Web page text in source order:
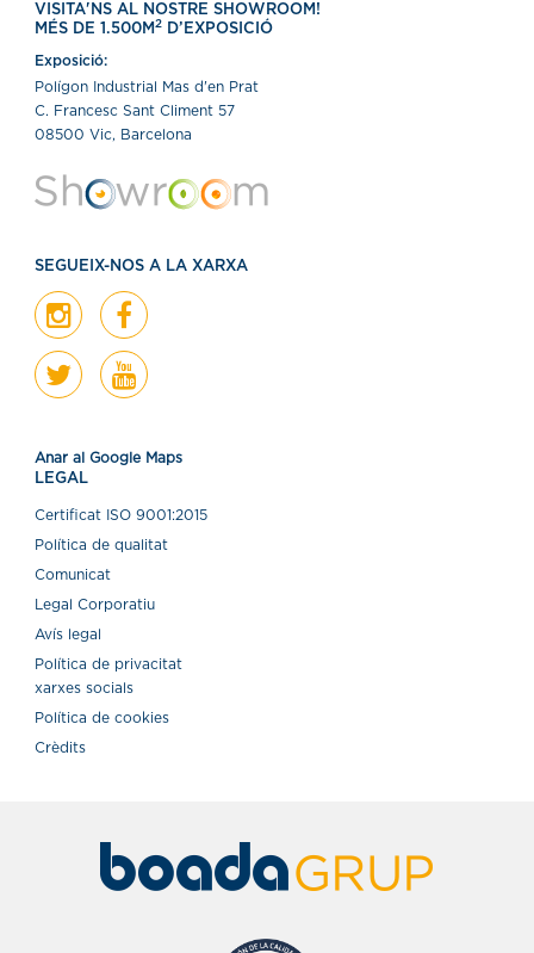
VISITA'NS AL NOSTRE SHOWROOM!
MÉS DE 1.500M 2 D’EXPOSICIÓ
Exposició:
Polígon Industrial Mas d'en Prat
C. Francesc Sant Climent 57
08500 Vic, Barcelona
SEGUEIX-NOS A LA XARXA
Anar al Google Maps
LEGAL
Certiﬁcat ISO 9001:2015
Política de qualitat
Comunicat
Legal Corporatiu
Avís legal
Política de privacitat
xarxes socials
Política de cookies
Crèdits